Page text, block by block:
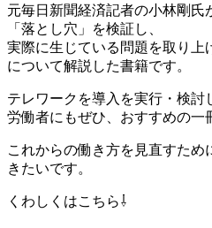
元毎日新聞経済記者の小林剛氏
「落とし穴」を検証し、
実際に生じている問題を取り上
について解説した書籍です。
テレワークを導入を実行・検討
労働者にもぜひ、おすすめの一
これからの働き方を見直すた
きたいです。
くわしくはこちら⇩